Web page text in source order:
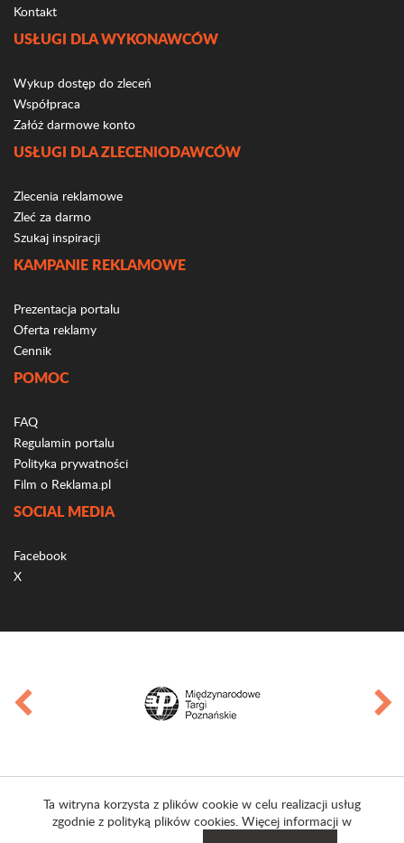
Kontakt
USŁUGI DLA WYKONAWCÓW
Wykup dostęp do zleceń
Współpraca
Załóż darmowe konto
USŁUGI DLA ZLECENIODAWCÓW
Zlecenia reklamowe
Zleć za darmo
Szukaj inspiracji
KAMPANIE REKLAMOWE
Prezentacja portalu
Oferta reklamy
Cennik
POMOC
FAQ
Regulamin portalu
Polityka prywatności
Film o Reklama.pl
SOCIAL MEDIA
Facebook
X
Ta witryna korzysta z plików cookie w celu realizacji usług
zgodnie z polityką plików cookies. Więcej informacji w